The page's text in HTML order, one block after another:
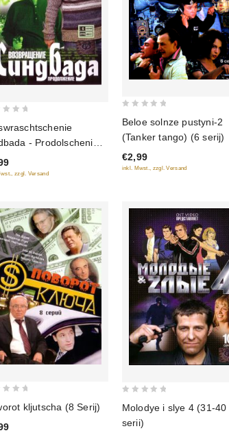
- Prodolschenie
zzgl. Versand
of
5
Beloe solnze pustyni-2
(Tanker tango) (6 serij)
€2,99
inkl. Mwst., zzgl. Versand
kljutscha (8 Serij)
of
Molodye i slye 4 (31-40
serii)